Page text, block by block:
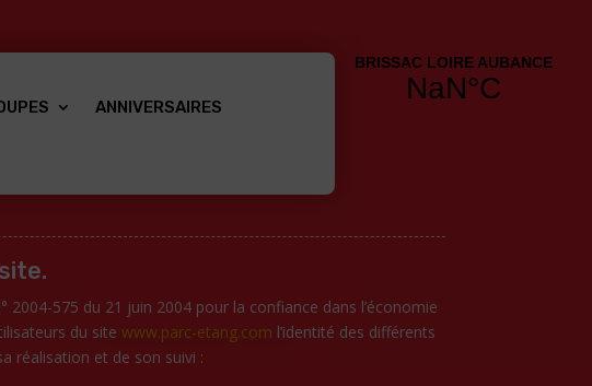
ANNIVERSAIRES
2004-575 du 21 juin 2004 pour la confiance dans l’économie
du site www.parc-etang.com l’identité des différents
réalisation et de son suivi :